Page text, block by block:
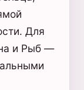
Для
и Рыб —